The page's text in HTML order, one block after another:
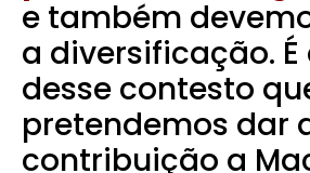
e também
a diversificação.
desse contesto
pretendemos dar
contribuição a